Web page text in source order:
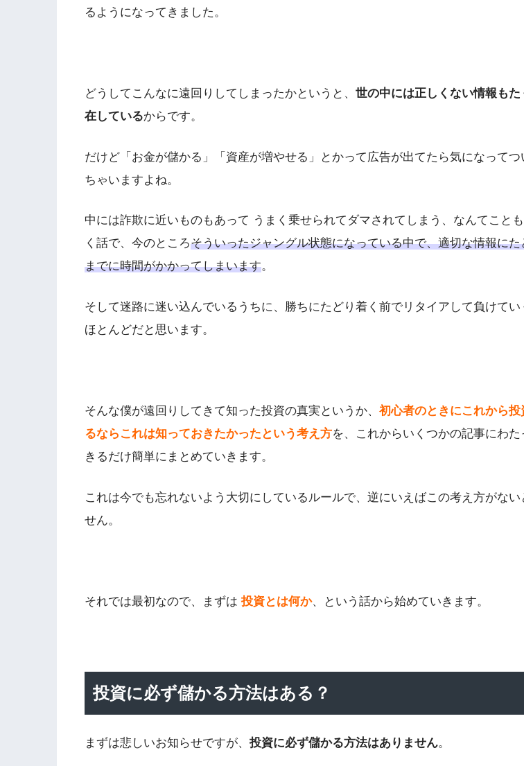
るようになってきました。
どうしてこんなに遠回りしてしまったかというと、 世の中には正しくない情報もた
在しているからです。
だけど「お金が儲かる」「資産が増やせる」とかって広告が出てたら気になってつ
ちゃいますよね。
中には詐欺に近いものもあって うまく乗せられてダマされてしまう、なんてこと
く話で、今のところそういったジャングル状態になっている中で、適切な情報にた
までに時間がかかってしまいます。
そして迷路に迷い込んでいるうちに、勝ちにたどり着く前でリタイアして負けてい
ほとんどだと思います。
そんな僕が遠回りしてきて知った投資の真実というか、 初心者のときにこれから投
るならこれは知っておきたかったという考え方を、これからいくつかの記事にわた
きるだけ簡単にまとめていきます。
これは今でも忘れないよう大切にしているルールで、逆にいえばこの考え方がない
せん。
それでは最初なので、まずは 投資とは何か、という話から始めていきます。
投資に必ず儲かる方法はある？
まずは悲しいお知らせですが、 投資に必ず儲かる方法はありません。